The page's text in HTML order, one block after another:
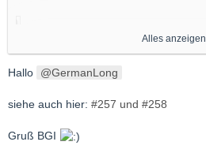
Gruß,
Alles anzeigen
Hallo GermanLong
siehe auch hier: #257 und #258
Gruß BGI